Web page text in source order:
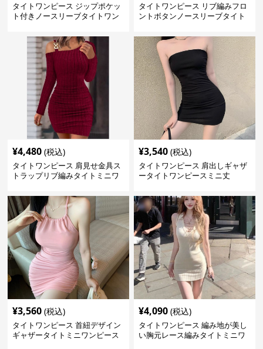
タイトワンピース ジップポケッ
ト付きノースリーブタイトワン
タイトワンピース リブ編みフロ
ントボタンノースリーブタイト
¥4,480 (税込)
タイトワンピース 肩見せ金具ス
トラップリブ編みタイトミニワ
¥3,540 (税込)
タイトワンピース 肩出しギャザ
ータイトワンピースミニ丈
¥3,560 (税込)
タイトワンピース 首紐デザイン
ギャザータイトミニワンピース
¥4,090 (税込)
タイトワンピース 編み地が美し
い胸元レース編みタイトミニワ